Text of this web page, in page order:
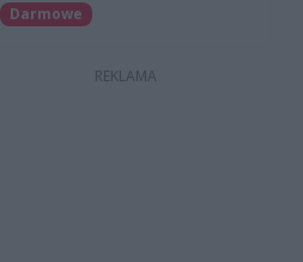
Darmowe